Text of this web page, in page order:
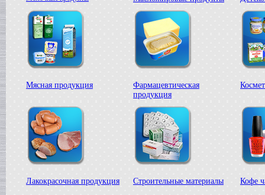
Сироповарочный котел
в г. Воронеж
Жиротопка
в г. Рязань
Варочный котел
в г. Клин
в г. Саратов
Сироповарочный котел
в г. Алексин
Варочный котел
в г.Воронеж
Диссольвер
в г. Рязань
Жиротопка
Мясная продукция
Фармацевтическая
продукция
Лакокрасочная продукция Строительные материалы Кофе